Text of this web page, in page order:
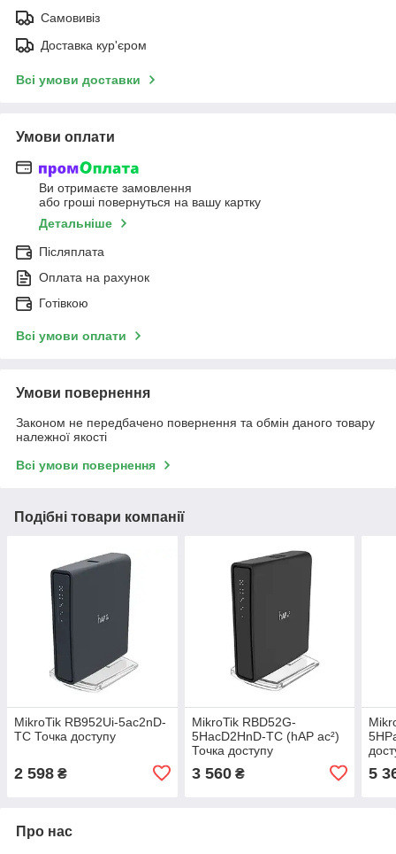
Самовивіз
Доставка кур'єром
Всі умови доставки
Умови оплати
Ви отримаєте замовлення
або гроші повернуться на вашу картку
Детальніше
Післяплата
Оплата на рахунок
Готівкою
Всі умови оплати
Умови повернення
Законом не передбачено повернення та обмін даного товару
належної якості
Всі умови повернення
Подібні товари компанії
MikroTik RB952Ui-5ac2nD-
TC Точка доступу
2 598 ₴
MikroTik RBD52G-
5HacD2HnD-TC (hAP ac²)
Точка доступу
3 560₴ 5
Про нас